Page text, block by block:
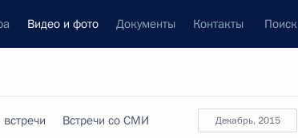
Видео и фото Документы Контакты Поиск
декабрь, 2015
Встречи со СМИ